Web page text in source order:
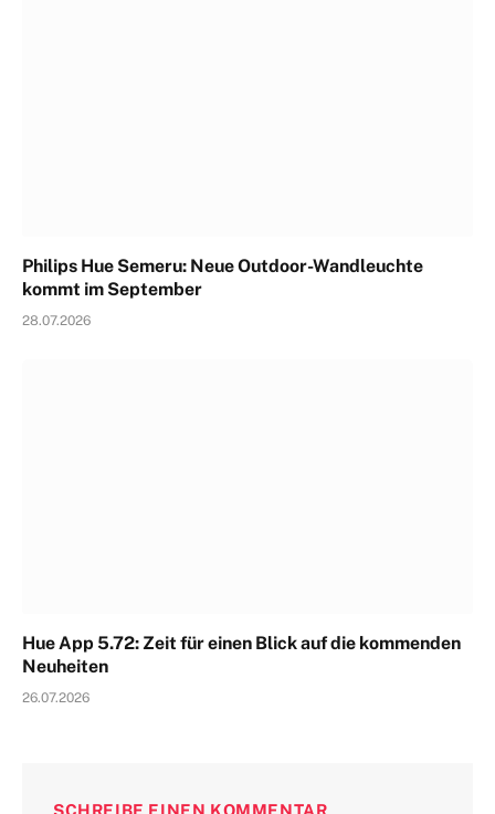
Philips Hue Semeru: Neue Outdoor-Wandleuchte
kommt im September
28.07.2026
Hue App 5.72: Zeit für einen Blick auf die kommenden
Neuheiten
26.07.2026
SCHREIBE EINEN KOMMENTAR